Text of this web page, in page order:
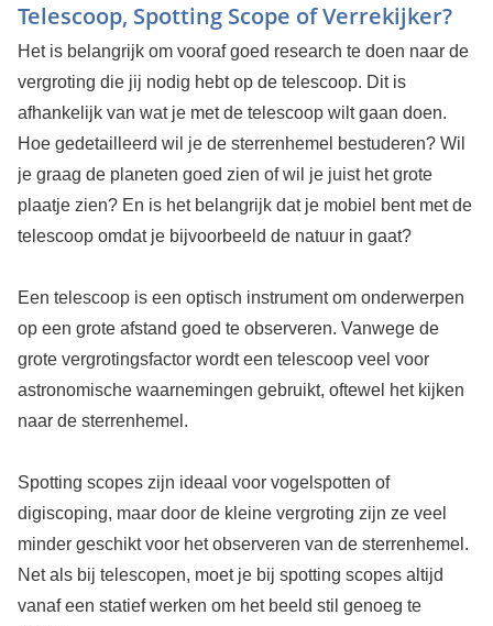
Telescoop, Spotting Scope of Verrekijker?
Het is belangrijk om vooraf goed research te doen naar de
vergroting die jij nodig hebt op de telescoop. Dit is
afhankelijk van wat je met de telescoop wilt gaan doen.
Hoe gedetailleerd wil je de sterrenhemel bestuderen? Wil
je graag de planeten goed zien of wil je juist het grote
plaatje zien? En is het belangrijk dat je mobiel bent met de
telescoop omdat je bijvoorbeeld de natuur in gaat?
Een telescoop is een optisch instrument om onderwerpen
op een grote afstand goed te observeren. Vanwege de
grote vergrotingsfactor wordt een telescoop veel voor
astronomische waarnemingen gebruikt, oftewel het kijken
naar de sterrenhemel.
Spotting scopes zijn ideaal voor vogelspotten of
digiscoping, maar door de kleine vergroting zijn ze veel
minder geschikt voor het observeren van de sterrenhemel.
Net als bij telescopen, moet je bij spotting scopes altijd
vanaf een statief werken om het beeld stil genoeg te